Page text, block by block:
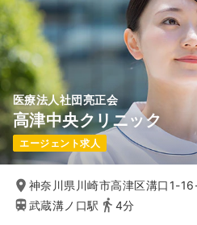
医療法人社団亮正会
高津中央クリニック
エージェント求人
神奈川県川崎市高津区溝口1-
武蔵溝ノ口駅
4分